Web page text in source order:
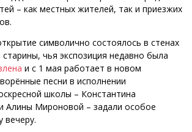
– как местных жителей, так и приезжих
символично состоялось в стенах
чья экспозиция недавно была
и с 1 мая работает в новом
песни в исполнении
школы – Константина
Алины Мироновой – задали особое
вечеру.